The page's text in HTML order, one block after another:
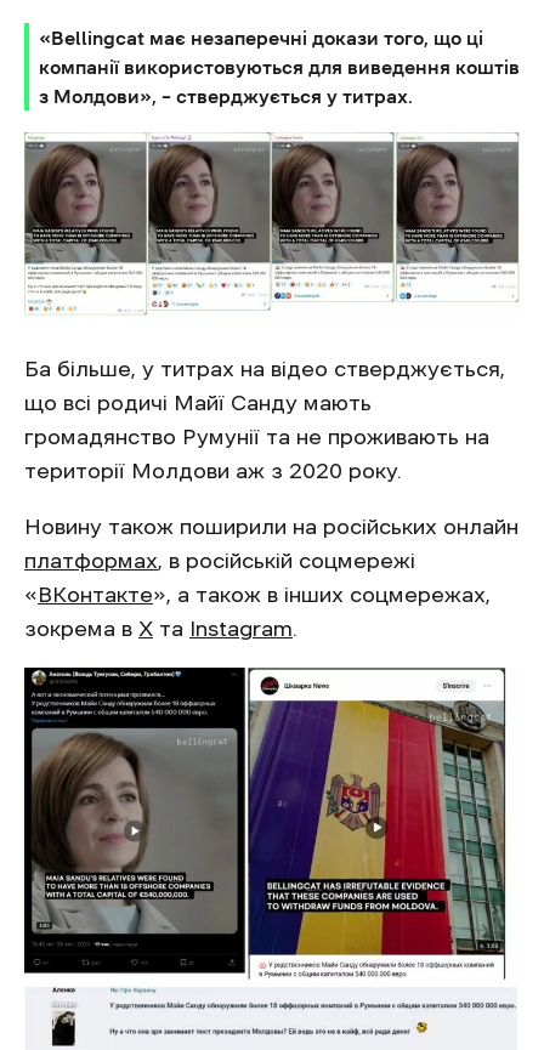
«Bellingcat має незаперечні докази того, що ці
компанії використовуються для виведення коштів
з Молдови», – стверджується у титрах.
Ба більше, у титрах на відео стверджується,
що всі родичі Майї Санду мають
громадянство Румунії та не проживають на
території Молдови аж з 2020 року.
Новину також поширили на російських онлайн
платформах , в російській соцмережі
«ВКонтакте», а також в інших соцмережах,
зокрема в Х та Instagram